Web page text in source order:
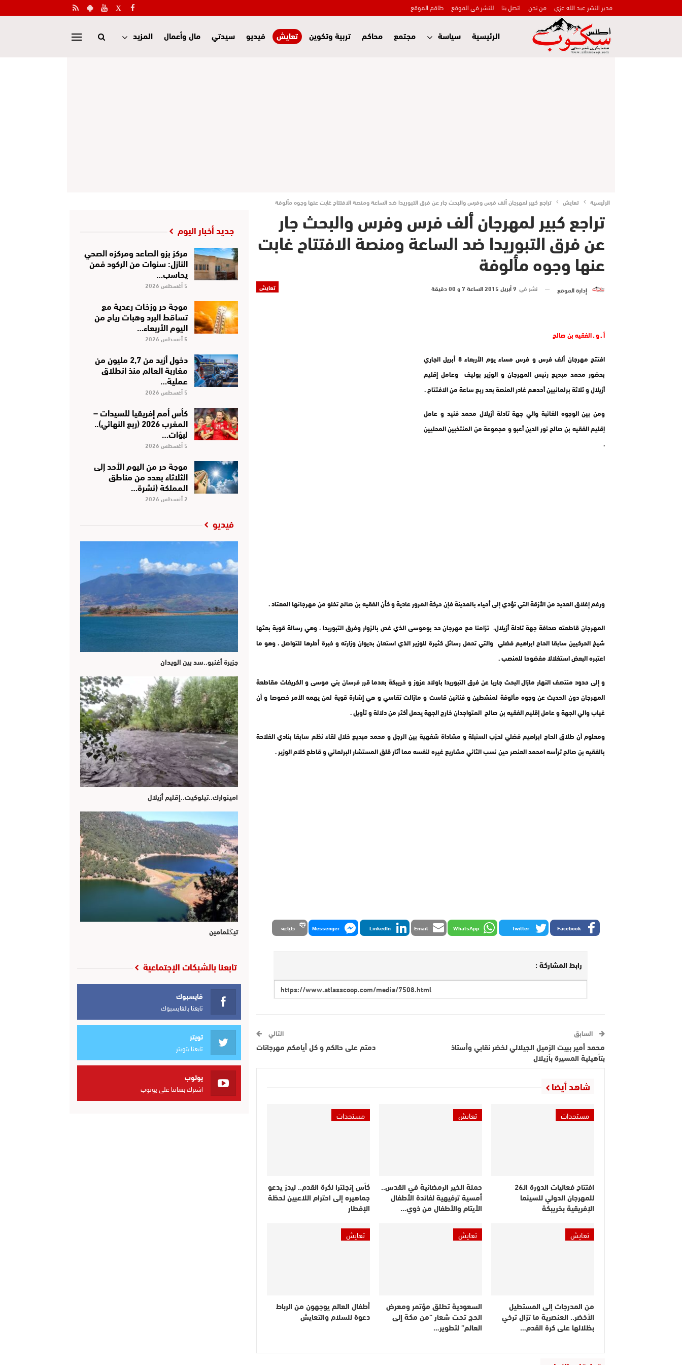
مدير النشر عبد الله عزي من نحن اتصل بنا للنشر في الموقع طاقم الموقع
الرئيسية سياسة مجتمع محاكم تربية وتكوين تعايش فيديو سيدتي مال وأعمال المزيد
الرئيسية تعايش تراجع كبير لمهرجان ألف فرس وفرس والبحث جار عن فرق التبوريدا ضد الساعة ومنصة الافتتاح غابت عنها وجوه مألوفة
تراجع كبير لمهرجان ألف فرس وفرس والبحث جار
عن فرق التبوريدا ضد الساعة ومنصة الافتتاح غابت
عنها وجوه مألوفة
تعايش إدارة الموقع نشر في 9 أبريل 2015 الساعة 7 و 00 دقيقة
أ ـ و ـ الفقيه بن صالح
افتتح مهرجان ألف فرس و فرس مساء يوم الأربعاء 8 أبريل الجاري
بحضور محمد مبديع رئيس المهرجان و الوزير بوليف وعامل إقليم
أزيلال و ثلاثة برلمانيين أحدهم غادر المنصة بعد ربع ساعة من الافتتاح .
ومن بين الوجوه الغائبة والي جهة تادلة أزيلال محمد فنيد و عامل
إقليم الفقيه بن صالح نور الدين أعبو و مجموعة من المنتخبين المحليين
.
ورغم إغلاق العديد من الأزقة التي تؤدي إلى أحياء بالمدينة فإن حركة المرور عادية و كأن الفقيه بن صالح تخلو من مهرجانها المعتاد .
المهرجان قاطعته صحافة جهة تادلة أزيلال، تزامنا مع مهرجان حد بوموسى الذي غص بالزوار وفرق التبوريدا ، وهي رسالة قوية بعثها
شيخ الحركيين سابقا الحاج ابراهيم فضلي والتي تحمل رسائل كثيرة للوزير الذي استعان بديوان وزارته و خبرة أطرها للتواصل ، وهو ما
اعتبره البعض استغلالا مفضوحا للمنصب .
و إلى حدود منتصف النهار مازال البحث جاريا عن فرق التبوريدا باولاد عزوز و خريبكة بعدما قرر فرسان بني موسى و الكريفات مقاطعة
المهرجان دون الحديث عن وجوه مألوفة لمنشطين و فنانين قاست و مازالت تقاسي و هي إشارة قوية لمن يهمه الأمر خصوصا و أن
غياب والي الجهة و عامل إقليم الفقيه بن صالح المتواجدان خارج الجهة يحمل أكثر من دلالة و تأويل .
ومعلوم أن طلاق الحاج ابراهيم فضلي لحزب السنبلة و مشاداة شفهية بين الرجل و محمد مبديع خلال لقاء نظم سابقا بنادي الفلاحة
بالفقيه بن صالح ترأسه امحمد العنصر حين نسب الثاني مشاريع غيره لنفسه مما أثار قلق المستشار البرلماني و قاطع كلام الوزير .
Facebook
Twitter
WhatsApp
Email
LinkedIn
Messenger طباعة
رابط المشاركة :
السابق
محمد أمير ببيت الزميل الجيلالي لخضر نقابي وأستاذ
بتأهيلية المسيرة بأزيلال
التالي
دمتم على حالكم و كل أيامكم مهرجانات
شاهد أيضا
مستجدات
افتتاح فعاليات الدورة الـ26
للمهرجان الدولي للسينما
الإفريقية بخريبكة
تعايش
حملة الخير الرمضانية في القدس..
أمسية ترفيهية لفائدة الأطفال
الأيتام والأطفال من ذوي…
مستجدات
كأس إنجلترا لكرة القدم.. ليدز يدعو
جماهيره إلى احترام اللاعبين لحظة
الإفطار
تعايش
من المدرجات إلى المستطيل
الأخضر.. العنصرية ما تزال ترخي
بظلالها على كرة القدم…
تعايش
السعودية تطلق مؤتمر ومعرض
الحج تحت شعار “من مكة إلى
العالم” لتطوير…
تعايش
أطفال العالم يوجهون من الرباط
دعوة للسلام والتعايش
جديد أخبار اليوم
مركز بزو الصاعد ومركزه الصحي
النازل: سنوات من الركود فمن
يحاسب…
5 أغسطس 2026
موجة حر وزخات رعدية مع
تساقط البرد وهبات رياح من
اليوم الأربعاء…
5 أغسطس 2026
دخول أزيد من 2,7 مليون من
مغاربة العالم منذ انطلاق
عملية…
5 أغسطس 2026
كأس أمم إفريقيا للسيدات –
المغرب 2026 (ربع النهائي)..
لبؤات…
5 أغسطس 2026
موجة حر من اليوم الأحد إلى
الثلاثاء بعدد من مناطق
المملكة (نشرة…
2 أغسطس 2026
فيديو
جزيرة أغنبو..سد بين الويدان
امينوارك..تيلوكيت..إقليم أزيلال
تيڭلمامين
تابعنا بالشبكات الإجتماعية
فايسبوك
تابعنا بالفايسبوك
تويتر
تابعنا بتويتر
يوتوب
اشترك بقناتنا على يوتوب